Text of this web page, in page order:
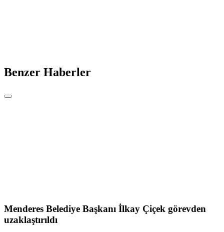
Benzer Haberler
Menderes Belediye Başkanı İlkay Çiçek görevden
uzaklaştırıldı